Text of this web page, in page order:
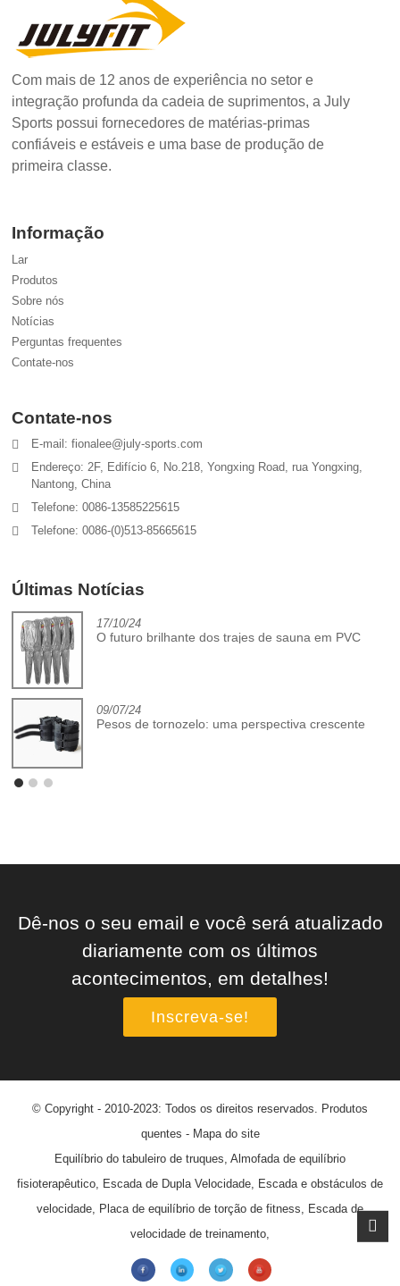
Com mais de 12 anos de experiência no setor e
integração profunda da cadeia de suprimentos, a July
Sports possui fornecedores de matérias-primas
confiáveis ​​e estáveis ​​e uma base de produção de
primeira classe.
Informação
Lar
Produtos
Sobre nós
Notícias
Perguntas frequentes
Contate-nos
Contate-nos
E-mail: fionalee@july-sports.com
Endereço: 2F, Edifício 6, No.218, Yongxing Road, rua Yongxing,
Nantong, China
Telefone: 0086-13585225615
Telefone: 0086-(0)513-85665615
Últimas Notícias
17/10/24
O futuro brilhante dos trajes de sauna em PVC
09/07/24
Pesos de tornozelo: uma perspectiva crescente
Dê-nos o seu email e você será atualizado
diariamente com os últimos
acontecimentos, em detalhes!
Inscreva-se!
© Copyright - 2010-2023: Todos os direitos reservados.
Produtos
quentes - Mapa do site
Equilíbrio do tabuleiro de truques Almofada de equilíbrio
fisioterapêutico Escada de Dupla Velocidade Escada e obstáculos de
velocidade Placa de equilíbrio de torção de fitness
Escada de
velocidade de treinamento